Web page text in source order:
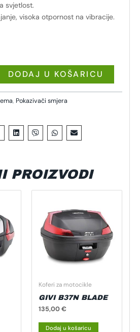
svjetlost.
visoka otpornost na vibracije.
DODAJ U KOŠARICU
, Pokazivači smjera
PROIZVODI
Koferi za motocikle
GIVI B37N BLADE
135,00€
Dodaj u košaricu